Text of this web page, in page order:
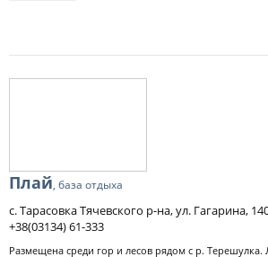
Плай, база отдыха
с. Тарасовка Тячевского р-на, ул. Гагарина,
+38(03134) 61-333
Размещена среди гор и лесов рядом с р. Терешулка.